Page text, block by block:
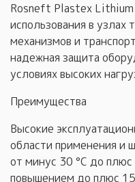
Rosneft Plastex Lithium
использования в
механизмов и
надежная защита
условиях высоких
Преимущества
Высокие
области применения и
от минус 30 °C до
повышением до плюс